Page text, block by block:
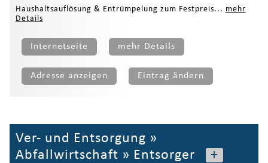
Haushaltsauflösung & Entrümpelung zum Festpreis... mehr
Details
Internetseite mehr Details
Adresse anzeigen Eintrag ändern
Ver- und Entsorgung »
Abfallwirtschaft » Entsorger +